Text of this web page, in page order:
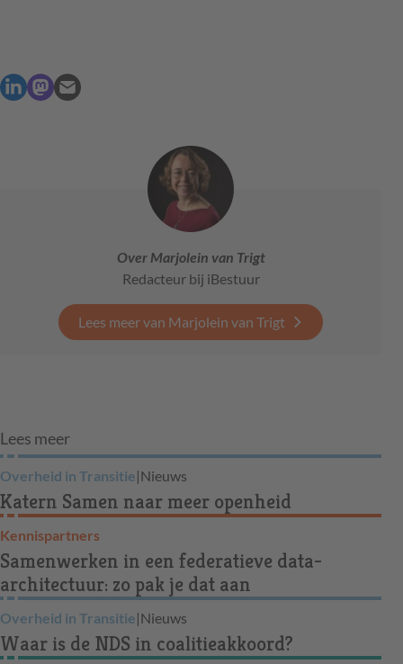
Over Marjolein van Trigt
Redacteur bij iBestuur
Lees meer van Marjolein van Trigt
Lees meer
Overheid in Transitie|Nieuws
Katern Samen naar meer openheid
Kennispartners
Samenwerken in een federatieve data-
architectuur: zo pak je dat aan
Overheid in Transitie|Nieuws
Waar is de NDS in coalitieakkoord?